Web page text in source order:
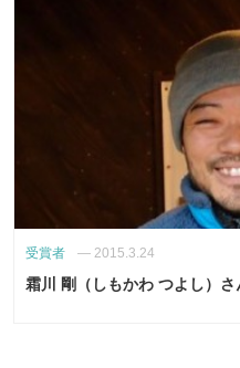
受賞者 — 2015.3.24
霜川 剛（しもかわ つよし）さ